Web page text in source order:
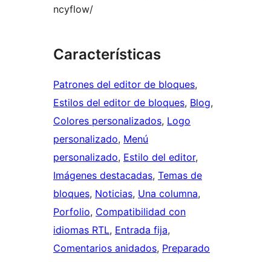
ncyflow/
Características
Patrones del editor de bloques
Estilos del editor de bloques, Blog
Colores personalizados, Logo
personalizado, Menú
personalizado, Estilo del editor
Imágenes destacadas, Temas de
bloques, Noticias, Una columna
Porfolio, Compatibilidad con
idiomas RTL, Entrada fija
Comentarios anidados, Preparado